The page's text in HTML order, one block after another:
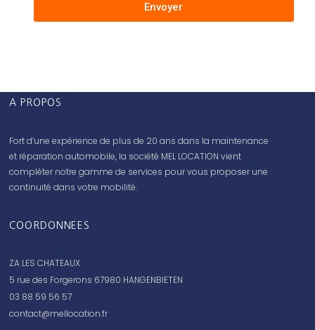
Envoyer
A PROPOS
Fort d’une expérience de plus de 20 ans dans la maintenance
et réparation automobile, la société MEL LOCATION vient
compléter notre gamme de services pour vous proposer une
continuité dans votre mobilité.
COORDONNEES
ZA LES CHATEAUX
5 rue des Forgerons 67980 HANGENBIETEN
03 88 59 56 57
contact@mellocation.fr